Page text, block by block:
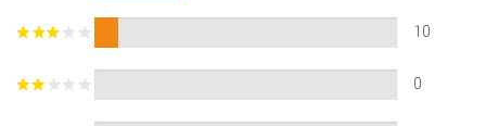
10
0